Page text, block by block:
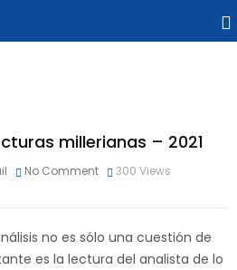
millerianas – 2021
No Comment 300 Views
no es sólo una cuestión de
es la lectura del analista de lo